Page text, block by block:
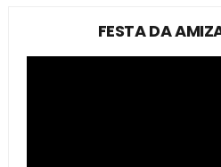
FESTA DA